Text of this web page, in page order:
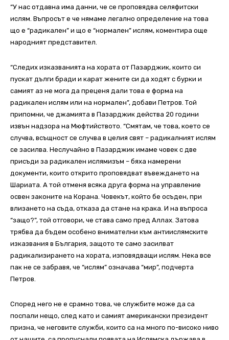
“У нас отдавна има данни, че се проповядва селяфитски
ислям. Въпросът е че нямаме легално определение на това
що е “радикален” и що е “нормален” ислям, коментира още
народният представител.
“Следих изказванията на хората от Пазарджик, които си
пускат дълги бради и карат жените си да ходят с бурки и
самият аз не мога да преценя дали това е форма на
радикален ислям или на нормален”, добави Петров. Той
припомни, че джамията в Пазарджик действа 20 години
извън надзора на Мюфтийството. “Смятам, че това, което се
случва, всъщност се случва в целия свят – радикалният ислям
се засилва. Неслучайно в Пазарджик имаме човек с две
присъди за радикален ислямизъм – бяха намерени
документи, които открито проповядват въвеждането на
Шариата. А той отменя всяка друга форма на управление
освен законите на Корана. Човекът, който бе осъден, при
влизането на съда, отказа да стане на крака. И на въпроса
“защо?”, той отговори, че става само пред Аллах. Затова
трябва да бъдем особено внимателни към антиислямските
изказвания в България, защото те само засилват
радикализирането на хората, изповядващи ислям. Нека все
пак не се забравя, че “ислям” означава “мир”, подчерта
Петров.
Според него не е срамно това, че службите може да са
поспали нещо, след като и самият американски президент
призна, че неговите служби, които са на много по-високо ниво